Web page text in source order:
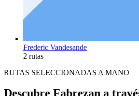
Frederic Vandesande
2 rutas
RUTAS SELECCIONADAS A MANO
Descubre Fabrezan a